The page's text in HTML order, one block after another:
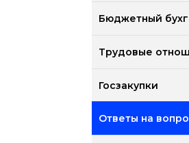
Бюджетный
Трудовые
Госзакупки
Ответы на